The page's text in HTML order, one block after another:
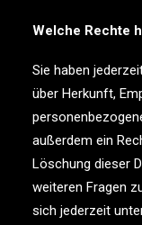
Welche Rechte
Sie haben
über Herkunft,
außerdem ein
Löschung dieser
weiteren Fragen
sich jederzeit